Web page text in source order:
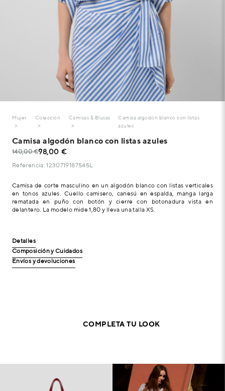
Mujer Colección Camisas & Blusas
Camisa algodón blanco con listas
azules
Camisa algodón blanco con listas azules
140,00 €98,00 €
Referencia: 1230719187545L
Camisa de corte masculino en un algodón blanco con listas verticales
en tonos azules. Cuello camisero, canesú en espalda, manga larga
rematada en puño con botón y cierre con botonadura vista en
delantero. La modelo mide 1,80 y lleva una talla XS.
Detalles
Composición y Cuidados
Envíos y devoluciones
COMPLETA TU LOOK